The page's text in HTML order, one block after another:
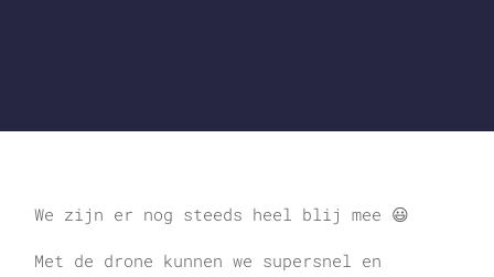
We zijn er nog steeds heel blij mee 😃
Met de drone kunnen we supersnel en